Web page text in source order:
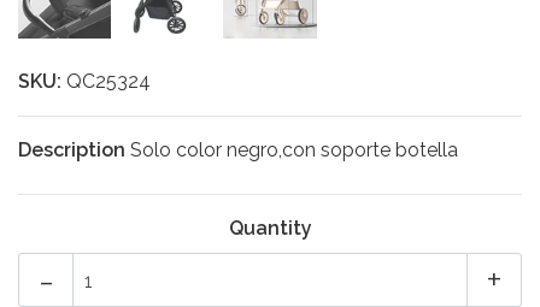
SKU: QC25324
Description Solo color negro,con soporte botella
Quantity
+
-